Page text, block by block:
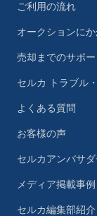
ご利用の流れ
オークションに
売却までのサポー
セルカ トラブル
よくある質問
お客様の声
セルカアンバサ
メディア掲載事例
セルカ編集部紹介